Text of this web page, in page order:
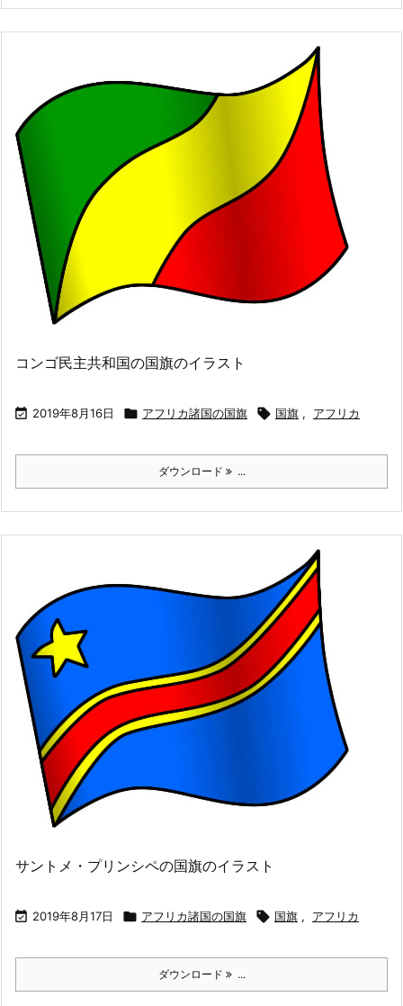
コンゴ民主共和国の国旗のイラスト
 2019年8月16日  アフリカ諸国の国旗  国旗 , アフリカ
ダウンロード ...
サントメ・プリンシペの国旗のイラスト
 2019年8月17日  アフリカ諸国の国旗  国旗 , アフリカ
ダウンロード ...